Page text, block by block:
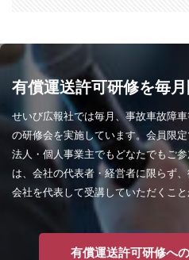
有償運送許可研修を毎
せいび広報社では毎月、事故車故障
の研修会を実施しています。会員限
法人・個人事業主でもどなたでもご
は、会社の代表者・経営者に限らず
会社を代表して受講していただくこと
有償運送許可研修へ